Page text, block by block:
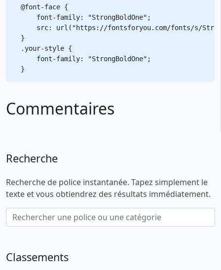
@font-face {
    font-family: "StrongBoldOne";
src: url("https://fontsforyou.com/fonts/s/
}
.your-style {
    font-family: "StrongBoldOne";
Commentaires
Recherche
Recherche de police instantanée. Tapez simplement le
texte et vous obtiendrez des résultats immédiatement.
Classements